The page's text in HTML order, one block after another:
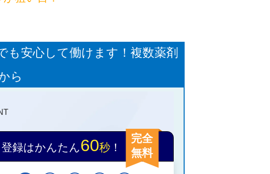
も安心して働けます！複数薬剤
ら
登録はかんたん60秒！
完全
無料